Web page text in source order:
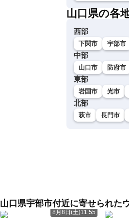
山口県の各
西部
下関市 宇部市
中部
山口市 防府市
東部
岩国市 光市
北部
萩市 長門市
山口県宇部市付近に寄せられた
8月8日(土)11:55